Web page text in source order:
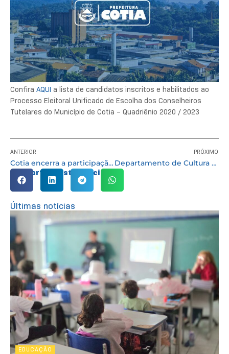
Confira AQUI a lista de candidatos inscritos e habilitados ao
Processo Eleitoral Unificado de Escolha dos Conselheiros
Tutelares do Município de Cotia – Quadriênio 2020 / 2023
ANTERIOR
Cotia encerra a participação nos Jogos Regionais com destaque para a Ginástica Rítmica
PRÓXIMO
Departamento de Cultura de Cotia abre inscrições para aulas de teatro
Compartilhe esta notícia:
Últimas notícias
EDUCAÇÃO